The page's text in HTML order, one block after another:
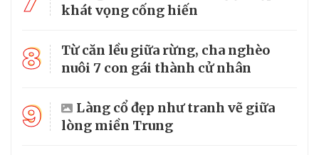
khát vọng cống hiến
8
Từ căn lều giữa rừng, cha nghèo
nuôi 7 con gái thành cử nhân
9
Làng cổ đẹp như tranh vẽ giữa
lòng miền Trung